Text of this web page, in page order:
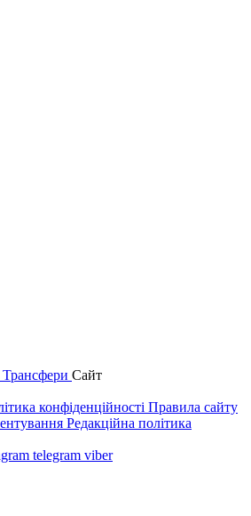
Трансфери Сайт
конфіденційності Правила сайту
Редакційна політика
telegram viber